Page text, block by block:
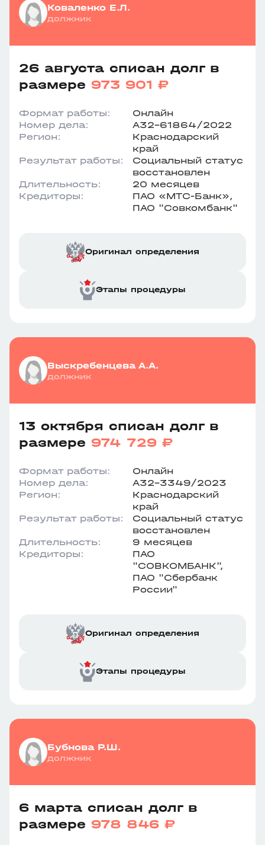
Коваленко Е.Л.
должник
26 августа списан долг в
размере 973 901 ₽
Формат работы:
Онлайн
Номер дела:
А32-61864/2022
Регион:
Краснодарский
край
Результат работы:
Социальный статус
восстановлен
Длительность:
20 месяцев
Кредиторы:
ПАО «МТС-Банк»,
ПАО "Совкомбанк"
Оригинал определения
Этапы процедуры
Выскребенцева А.А.
должник
13 октября списан долг в
размере 974 729 ₽
Формат работы:
Онлайн
Номер дела:
А32-3349/2023
Регион:
Краснодарский
край
Результат работы:
Социальный статус
восстановлен
Длительность:
9 месяцев
Кредиторы:
ПАО
"СОВКОМБАНК",
ПАО "Сбербанк
России"
Оригинал определения
Этапы процедуры
Бубнова Р.Ш.
должник
6 марта списан долг в
размере 978 846 ₽